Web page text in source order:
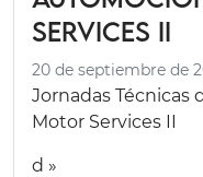
Services II
20 de septiembre de
Jornadas Técnicas
Motor Services II
d »